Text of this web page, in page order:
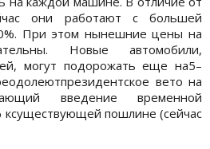
они работают с большей
При этом нынешние цены на
Новые автомобили,
могут подорожать еще на5–
вето на
введение временной
ксуществующей пошлине (сейчас